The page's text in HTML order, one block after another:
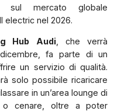
sul mercato globale
electric nel 2026.
Hub Audi, che verrà
fa parte di un
un servizio di qualità.
solo possibile ricaricare
in un’area lounge di
o cenare, oltre a poter